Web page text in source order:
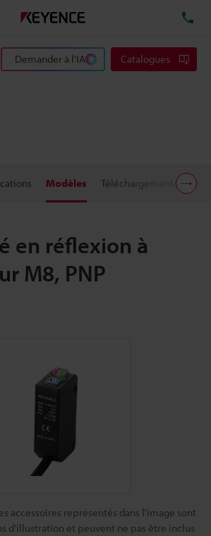
Demander à l'IA Catalogues
Modèles Téléchargements Prix
en réflexion à
M8, PNP
accessoires représentés dans l'image sont
d'illustration et peuvent ne pas être inclus